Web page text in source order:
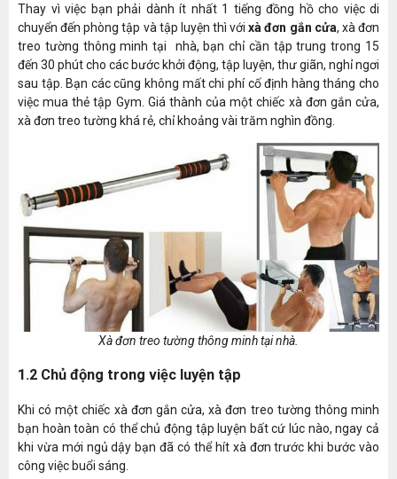
Thay vì việc bạn phải dành ít nhất 1 tiếng đồng hồ cho việc di
chuyển đến phòng tập và tập luyện thì vớixà đơn gắn cửa, xà đơn
treo tường thông minh tại nhà, bạn chỉ cần tập trung trong 15
đến 30 phút cho các bước khởi động, tập luyện, thư giãn, nghỉ ngơi
sau tập. Bạn các cũng không mất chi phí cố định hàng tháng cho
việc mua thẻ tập Gym. Giá thành của một chiếc xà đơn gắn cửa,
xà đơn treo tường khá rẻ, chỉ khoảng vài trăm nghìn đồng.
Xà đơn treo tường thông minh tại nhà.
1.2 Chủ động trong việc luyện tập
Khi có một chiếc xà đơn gắn cửa, xà đơn treo tường thông minh
bạn hoàn toàn có thể chủ động tập luyện bất cứ lúc nào, ngay cả
khi vừa mới ngủ dậy bạn đã có thể hít xà đơn trước khi bước vào
công việc buổi sáng.